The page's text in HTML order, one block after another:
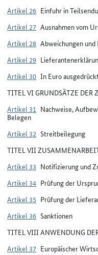
Artikel 26 Einfuhr in
Artikel 27 Ausnahmen vom
Artikel 28 Abweichungen
Artikel 29
Artikel 30 In Euro
TITEL VI GRUNDSÄTZE
Artikel 31 Nachweise,
Belegen
Artikel 32 Streitbeilegung
TITEL VII
Artikel 33 Notifizierung und
Artikel 34 Prüfung der
Artikel 35 Prüfung der
Artikel 36 Sanktionen
TITEL VIII ANWENDUNG
Artikel 37 Europäischer